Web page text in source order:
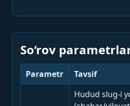
So‘rov
Parametr Tavsif
Hudud slug-i